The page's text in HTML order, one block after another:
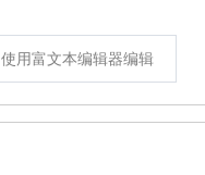
使用富文本编辑器编辑